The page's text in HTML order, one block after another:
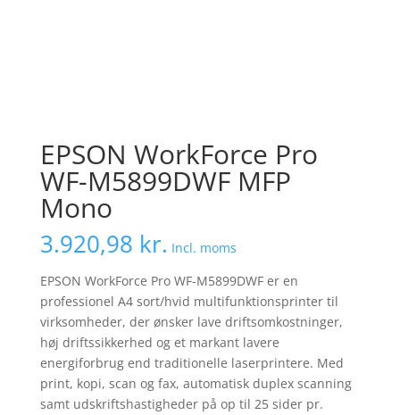
EPSON WorkForce Pro
WF-M5899DWF MFP
Mono
3.920,98 kr. Incl. moms
EPSON WorkForce Pro WF-M5899DWF er en
professionel A4 sort/hvid multifunktionsprinter til
virksomheder, der ønsker lave driftsomkostninger,
høj driftssikkerhed og et markant lavere
energiforbrug end traditionelle laserprintere. Med
print, kopi, scan og fax, automatisk duplex scanning
samt udskriftshastigheder på op til 25 sider pr.